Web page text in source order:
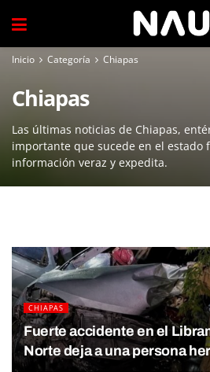
Inicio Categoría Chiapas
Chiapas
Las últimas noticias de Chiapas,
importante que sucede en el estado
información veraz y expedita.
CHIAPAS
Fuerte accidente en el
Norte deja a una persona